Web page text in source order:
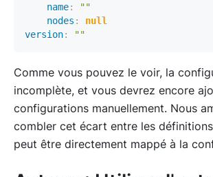
name:
""
nodes :
null
version: ""
Comme vous pouvez le voir, la
incomplète, et vous devrez encore
configurations manuellement. Nous
combler cet écart entre les
peut être directement mappé à la